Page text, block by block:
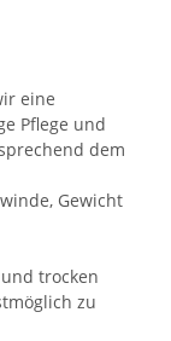
eine
Pflege und
dem
Gewicht
trocken
zu